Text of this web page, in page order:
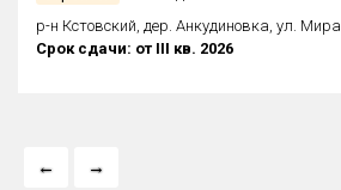
Строится 5 из 27 домов
р-н Кстовский, дер. Анкудиновка, ул. Мира